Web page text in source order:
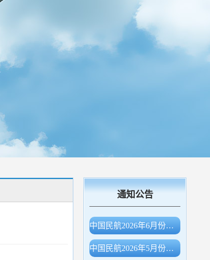
通知公告
中国民航2026年6月份主要生产指标统计
中国民航2026年5月份主要生产指标统计